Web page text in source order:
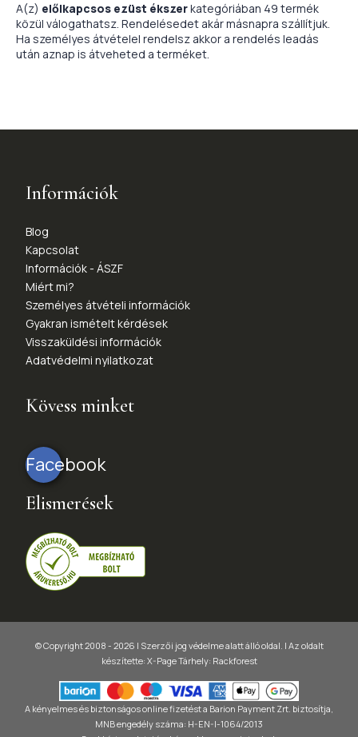
A(z) előlkapcsos ezüst ékszerkategóriában 49 termék
közül válogathatsz. Rendelésedet akár másnapra szállítjuk.
Ha személyes átvételel rendelsz akkor a rendelés leadás
után aznap is átveheted a terméket.
Információk
Blog
Kapcsolat
Információk - ÁSZF
Miért mi?
Személyes átvételi információk
Gyakran ismételt kérdések
Visszaküldési információk
Adatvédelmi nyilatkozat
Kövess minket
Facebook
Elismerések
© Copyright 2008 - 2026 | Szerzői jog védelme alatt álló oldal. | Az oldalt
készítette: X-PageTárhely: Rackforest
A kényelmes és biztonságos online fizetést a Barion Payment Zrt. biztosítja,
MNB engedély száma: H-EN-I-1064/2013